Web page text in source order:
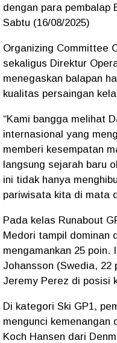
dengan para pembalap
Sabtu (16/08/2025)
Organizing Committee
sekaligus Direktur
menegaskan balapan
kualitas persaingan
“Kami bangga melihat
internasional yang
memberi kesempatan
langsung sejarah baru
ini tidak hanya
pariwisata kita di mata
Pada kelas Runabout
Medori tampil dominan
mengamankan 25 poin.
Johansson (Swedia, 22
Jeremy Perez di posisi
Di kategori Ski GP1,
mengunci kemenangan
Koch Hansen dari